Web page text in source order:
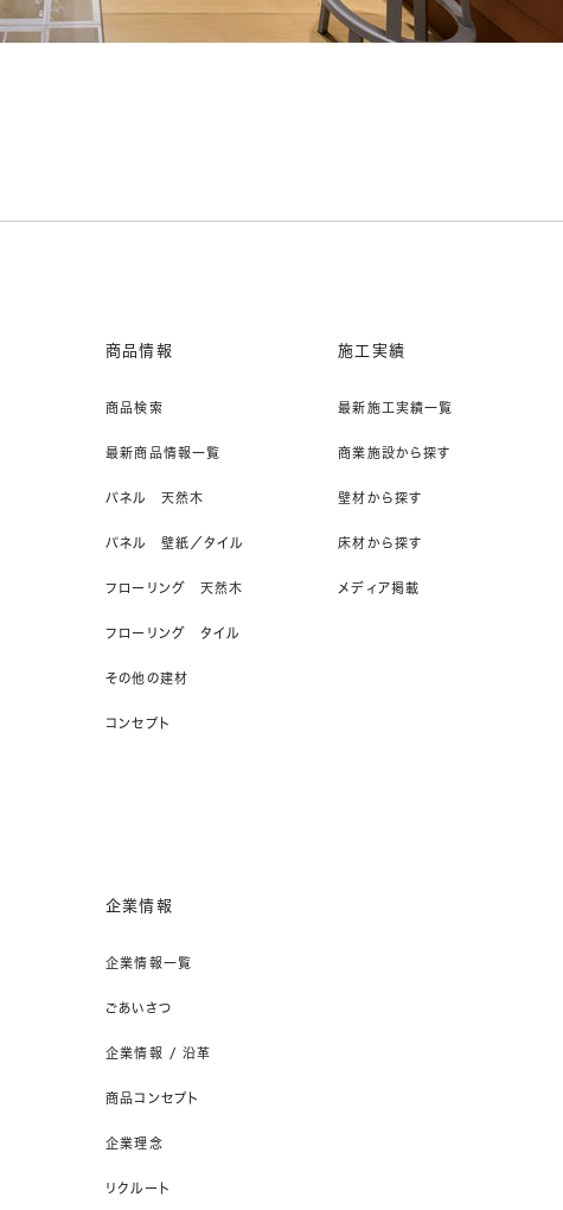
商品情報
商品検索
最新商品情報一覧
パネル 天然木
パネル 壁紙／タイル
フローリング 天然木
フローリング タイル
その他の建材
コンセプト
施工実績
最新施工実績一覧
商業施設から探す
壁材から探す
床材から探す
メディア掲載
企業情報
企業情報一覧
ごあいさつ
企業情報 / 沿革
商品コンセプト
企業理念
リクルート